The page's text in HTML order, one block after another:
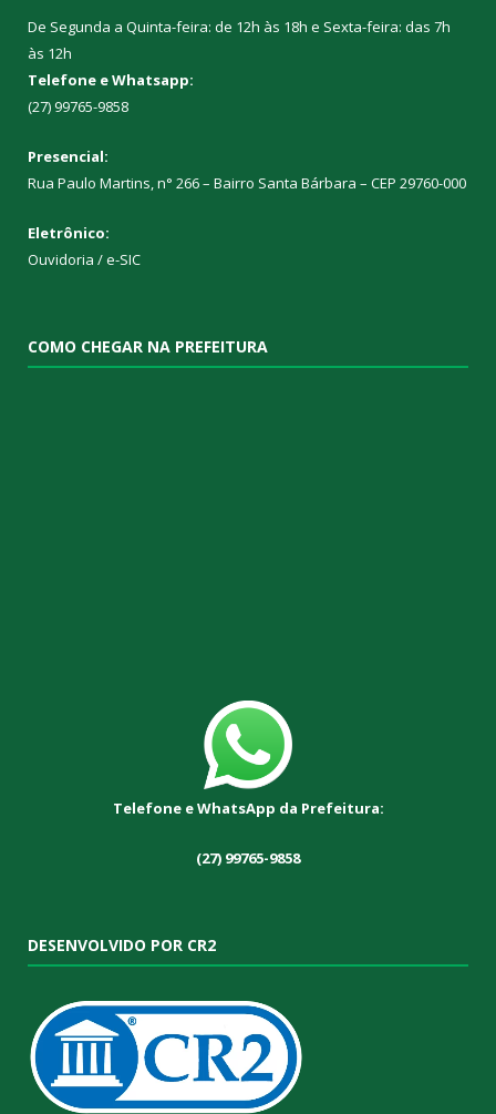
De Segunda a Quinta-feira: de 12h às 18h e Sexta-feira: das 7h
às 12h
Telefone e Whatsapp:
(27) 99765-9858
Presencial:
Rua Paulo Martins, n° 266 – Bairro Santa Bárbara – CEP 29760-000
Eletrônico:
Ouvidoria /e-SIC
COMO CHEGAR NA PREFEITURA
Telefone e WhatsApp da Prefeitura:
(27) 99765-9858
DESENVOLVIDO POR CR2